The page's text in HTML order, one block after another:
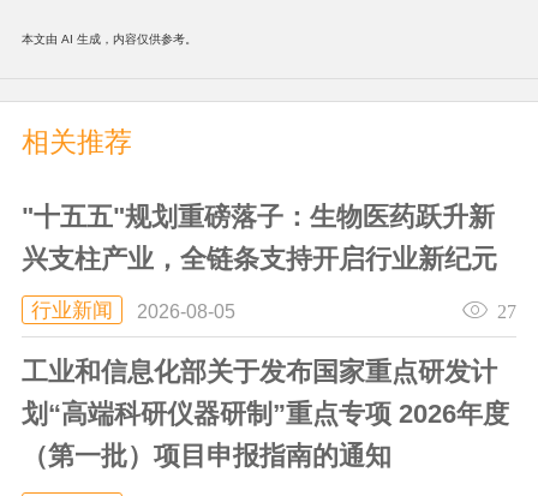
本文由 AI 生成，内容仅供参考。
相关推荐
"十五五"规划重磅落子：生物医药跃升新
兴支柱产业，全链条支持开启行业新纪元
行业新闻 2026-08-05 27
工业和信息化部关于发布国家重点研发计
划“高端科研仪器研制”重点专项 2026年度
（第一批）项目申报指南的通知